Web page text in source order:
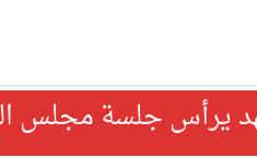
يرأس جلسة مجلس